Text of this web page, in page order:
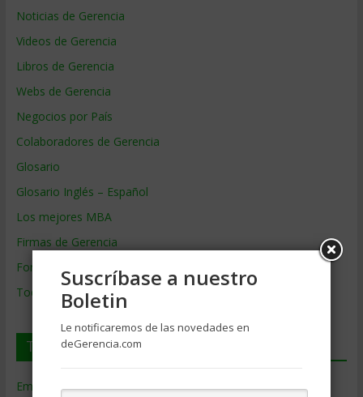
Noticias de Gerencia
Videos de Gerencia
Libros de Gerencia
Webs de Gerencia
Negocios por País
Colaboradores de Gerencia
Glosario
Glosario Inglés – Español
Los mejores MBA
Firmas de Gerencia
Formación de Gerencia
Todos los Temas
Temas de Gerencia
Empresas de Gerencia(38)
Suscríbase a nuestro
Boletin
Le notificaremos de las novedades en
deGerencia.com